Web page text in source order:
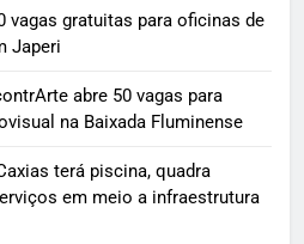
vagas gratuitas para oficinas de
Japeri
abre 50 vagas para
na Baixada Fluminense
terá piscina, quadra
em meio a infraestrutura